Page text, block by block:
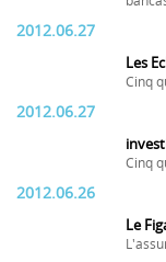
2012.06.27
Les
Cinq
2012.06.27
Cinq
2012.06.26
Le